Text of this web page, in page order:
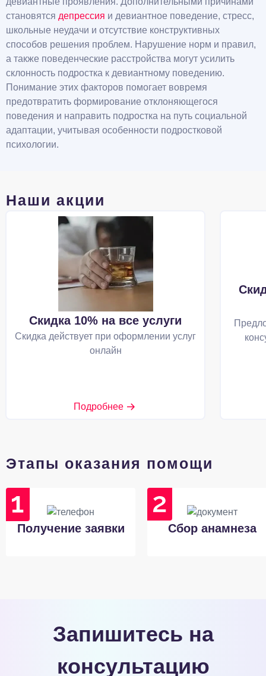
становятся депрессия и девиантное поведение, стресс,
школьные неудачи и отсутствие конструктивных
способов решения проблем. Нарушение норм и правил,
а также поведенческие расстройства могут усилить
склонность подростка к девиантному поведению.
Понимание этих факторов помогает вовремя
предотвратить формирование отклоняющегося
поведения и направить подростка на путь социальной
адаптации, учитывая особенности подростковой
психологии.
Наши акции
Скидка 10% на все услуги
Скидка действует при оформлении услуг
онлайн
Подробнее
Этапы оказания помощи
Получение заявки Сбор анамнеза
Запишитесь на
консультацию